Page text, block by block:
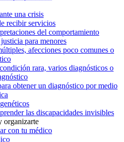
una crisis
recibir servicios
del comportamiento
para menores
afecciones poco comunes o
rara, varios diagnósticos o
obtener un diagnóstico por medio
las discapacidades invisibles
organizarte
con tu médico